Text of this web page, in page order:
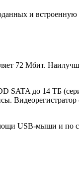
и
72 Мбит.
SATA до 14 ТБ
USB-мыши и по